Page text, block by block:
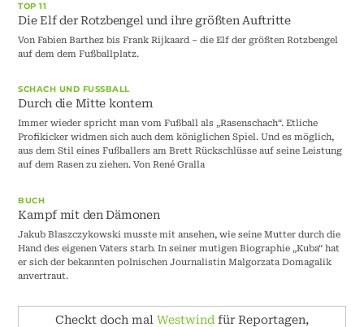
TOP 11
Die Elf der Rotzbengel und ihre größten Auftritte
Von Fabien Barthez bis Frank Rijkaard – die Elf der größten Rotzbengel
auf dem dem Fußballplatz.
SCHACH UND FUSSBALL
Durch die Mitte kontern
Immer wieder spricht man vom Fußball als „Rasenschach“. Etliche
Profikicker widmen sich auch dem königlichen Spiel. Und es möglich,
aus dem Stil eines Fußballers am Brett Rückschlüsse auf seine Leistung
auf dem Rasen zu ziehen. Von René Gralla
BUCH
Kampf mit den Dämonen
Jakub Blaszczykowski musste mit ansehen, wie seine Mutter durch die
Hand des eigenen Vaters starb. In seiner mutigen Biographie „Kuba“ hat
er sich der bekannten polnischen Journalistin Malgorzata Domagalik
anvertraut.
Checkt doch mal Westwind für Reportagen,